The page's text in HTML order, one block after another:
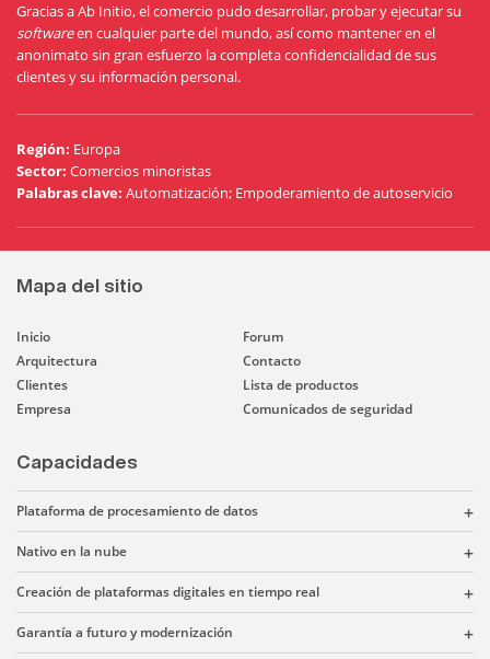
Gracias a Ab Initio, el comercio pudo desarrollar, probar y ejecutar su
softwareen cualquier parte del mundo, así como mantener en el
anonimato sin gran esfuerzo la completa confidencialidad de sus
clientes y su información personal.
Región: Europa
Sector: Comercios minoristas
Palabras clave: Automatización; Empoderamiento de autoservicio
Mapa del sitio
Inicio
Arquitectura
Clientes
Empresa
Forum
Contacto
Lista de productos
Comunicados de seguridad
Capacidades
Plataforma de procesamiento de datos
Nativo en la nube
Creación de plataformas digitales en tiempo real
Garantía a futuro y modernización